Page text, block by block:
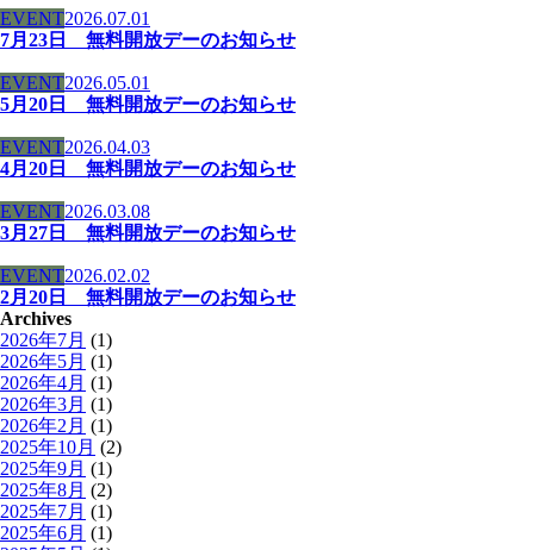
EVENT2026.07.01
7月23日 無料開放デーのお知らせ
EVENT2026.05.01
5月20日 無料開放デーのお知らせ
EVENT2026.04.03
4月20日 無料開放デーのお知らせ
EVENT2026.03.08
3月27日 無料開放デーのお知らせ
EVENT2026.02.02
2月20日 無料開放デーのお知らせ
Archives
2026年7月 (1)
2026年5月 (1)
2026年4月 (1)
2026年3月 (1)
2026年2月 (1)
2025年10月 (2)
2025年9月 (1)
2025年8月 (2)
2025年7月 (1)
2025年6月 (1)